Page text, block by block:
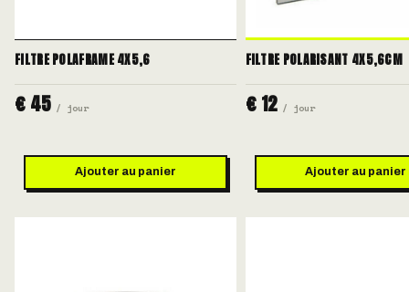
FILTRE POLAFRAME 4X5,6
€ 45 / jour
Ajouter au panier
FILTRE POLARISANT 4X5,6CM
€ 12 / jour
Ajouter au panier